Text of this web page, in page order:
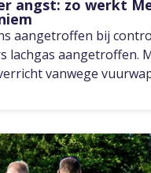
angst: zo werkt
aangetroffen bij
lachgas aangetroffen.
vanwege